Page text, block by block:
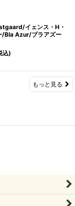
イェンス・H・
/Bla Azur/ブラアズー
込)
もっと見る